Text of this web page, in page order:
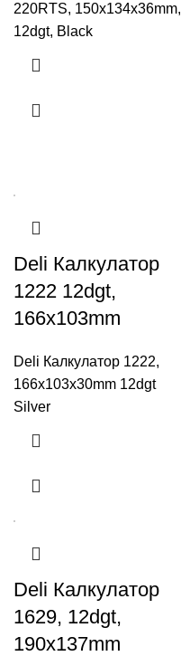
220RTS, 150x134x36mm,
12dgt, Black
Deli Калкулатор
1222 12dgt,
166x103mm
Deli Калкулатор 1222,
166x103x30mm 12dgt
Silver
Deli Калкулатор
1629, 12dgt,
190x137mm